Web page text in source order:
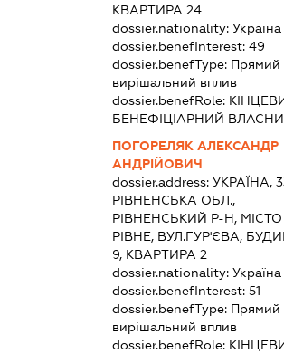
КВАРТИРА 24
dossier.nationality: Україна
dossier.benefInterest: 49
dossier.benefType: Прямий
вирішальний вплив
dossier.benefRole:
БЕНЕФІЦІАРНИЙ
ПОГОРЕЛЯК АЛЕКСАНДР
АНДРІЙОВИЧ
dossier.address: УКРАЇНА,
РІВНЕНСЬКА ОБЛ.,
РІВНЕНСЬКИЙ Р-Н, МІСТО
РІВНЕ, ВУЛ.ГУР'ЄВА,
9, КВАРТИРА 2
dossier.nationality: Україна
dossier.benefInterest: 51
dossier.benefType: Прямий
вирішальний вплив
dossier.benefRole: